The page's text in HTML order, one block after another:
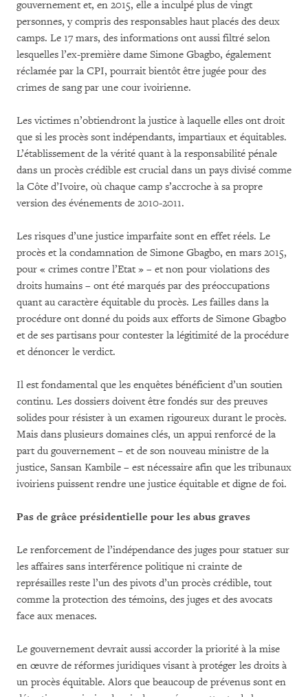
gouvernement et, en 2015, elle a inculpé plus de vingt
personnes, y compris des responsables haut placés des deux
camps. Le 17 mars, des informations ont aussi filtré selon
lesquelles l’ex-première dame Simone Gbagbo, également
réclamée par la CPI, pourrait bientôt être jugée pour des
crimes de sang par une cour ivoirienne.
Les victimes n’obtiendront la justice à laquelle elles ont droit
que si les procès sont indépendants, impartiaux et équitables.
L’établissement de la vérité quant à la responsabilité pénale
dans un procès crédible est crucial dans un pays divisé comme
la Côte d’Ivoire, où chaque camp s’accroche à sa propre
version des événements de 2010-2011.
Les risques d’une justice imparfaite sont en effet réels. Le
procès et la condamnation de Simone Gbagbo, en mars 2015,
pour « crimes contre l’Etat » – et non pour violations des
droits humains – ont été marqués par des préoccupations
quant au caractère équitable du procès. Les failles dans la
procédure ont donné du poids aux efforts de Simone Gbagbo
et de ses partisans pour contester la légitimité de la procédure
et dénoncer le verdict.
Il est fondamental que les enquêtes bénéficient d’un soutien
continu. Les dossiers doivent être fondés sur des preuves
solides pour résister à un examen rigoureux durant le procès.
Mais dans plusieurs domaines clés, un appui renforcé de la
part du gouvernement – et de son nouveau ministre de la
justice, Sansan Kambile – est nécessaire afin que les tribunaux
ivoiriens puissent rendre une justice équitable et digne de foi.
Pas de grâce présidentielle pour les abus graves
Le renforcement de l’indépendance des juges pour statuer sur
les affaires sans interférence politique ni crainte de
représailles reste l’un des pivots d’un procès crédible, tout
comme la protection des témoins, des juges et des avocats
face aux menaces.
Le gouvernement devrait aussi accorder la priorité à la mise
en œuvre de réformes juridiques visant à protéger les droits à
un procès équitable. Alors que beaucoup de prévenus sont en